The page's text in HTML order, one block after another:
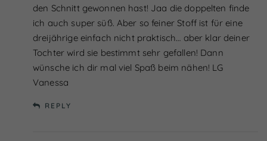
den Schnitt gewonnen hast! Jaa die doppelten finde
ich auch super süß. Aber so feiner Stoff ist für eine
dreijährige einfach nicht praktisch… aber klar deiner
Tochter wird sie bestimmt sehr gefallen! Dann
wünsche ich dir mal viel Spaß beim nähen! LG
Vanessa
REPLY